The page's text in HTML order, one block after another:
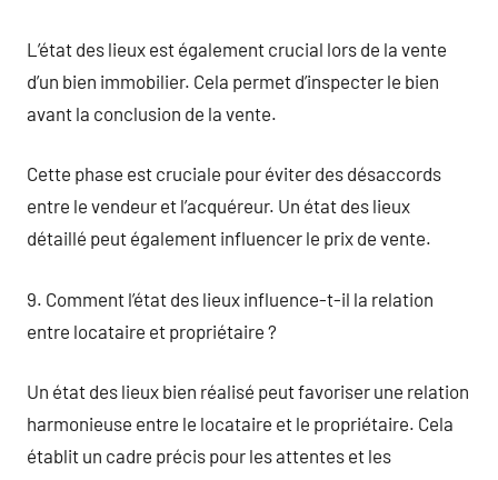
L’état des lieux est également crucial lors de la vente
d’un bien immobilier. Cela permet d’inspecter le bien
avant la conclusion de la vente.
Cette phase est cruciale pour éviter des désaccords
entre le vendeur et l’acquéreur. Un état des lieux
détaillé peut également influencer le prix de vente.
9. Comment l’état des lieux influence-t-il la relation
entre locataire et propriétaire ?
Un état des lieux bien réalisé peut favoriser une relation
harmonieuse entre le locataire et le propriétaire. Cela
établit un cadre précis pour les attentes et les